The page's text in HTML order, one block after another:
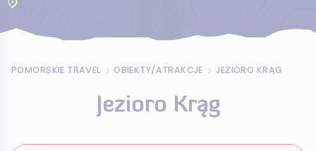
POMORSKIE TRAVEL OBIEKTY/ATRAKCJE JEZIORO KRĄG
Jezioro Krąg